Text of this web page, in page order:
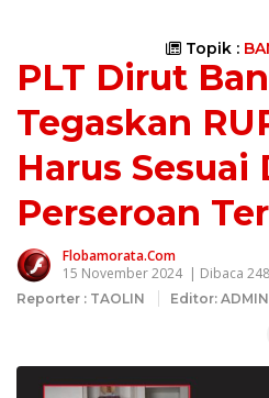
Topik :
PLT Dirut
Tegaskan
Harus Sesuai
Perseroan
Flobamorata.com
15 November 2024 | Dibaca
Reporter : TAOLIN Editor: ADMIN